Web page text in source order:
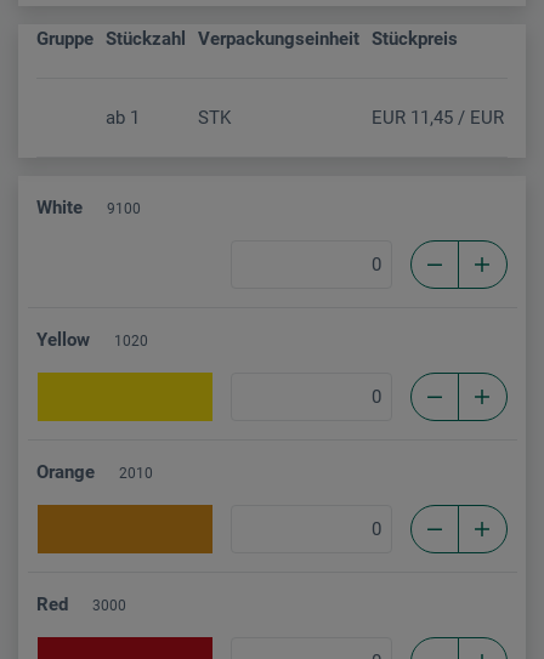
Gruppe Stückzahl Verpackungseinheit Stückpreis
ab 1 STK EUR 11,45 / EUR
White 9100
Yellow 1020
Orange 2010
Red 3000